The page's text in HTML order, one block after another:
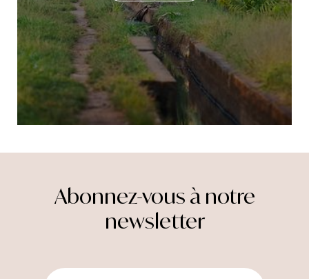
Abonnez-vous à notre
newsletter